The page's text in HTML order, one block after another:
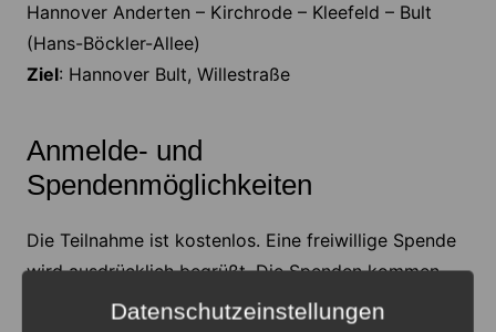
Hannover Anderten – Kirchrode – Kleefeld – Bult
(Hans-Böckler-Allee)
Ziel: Hannover Bult, Willestraße
Anmelde- und
Spendenmöglichkeiten
Die Teilnahme ist kostenlos. Eine freiwillige Spende
wird ausdrücklich begrüßt. Die Spenden kommen –
wie im vergangenen Jahr – der Robert-Enke-
Datenschutzeinstellungen